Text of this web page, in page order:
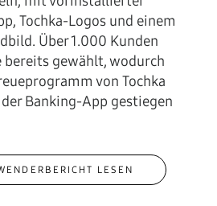
Tochka-Logos und einem
Über 1.000 Kunden
bereits gewählt, wodurch
von Tochka
Banking-App gestiegen
LESEN